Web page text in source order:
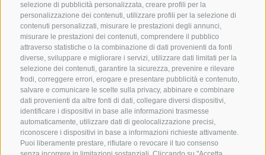
selezione di pubblicità personalizzata, creare profili per la
personalizzazione dei contenuti, utilizzare profili per la selezione di
contenuti personalizzati, misurare le prestazioni degli annunci,
misurare le prestazioni dei contenuti, comprendere il pubblico
attraverso statistiche o la combinazione di dati provenienti da fonti
diverse, sviluppare e migliorare i servizi, utilizzare dati limitati per la
selezione dei contenuti, garantire la sicurezza, prevenire e rilevare
frodi, correggere errori, erogare e presentare pubblicità e contenuto,
salvare e comunicare le scelte sulla privacy, abbinare e combinare
dati provenienti da altre fonti di dati, collegare diversi dispositivi,
identificare i dispositivi in base alle informazioni trasmesse
automaticamente, utilizzare dati di geolocalizzazione precisi,
riconoscere i dispositivi in base a informazioni richieste attivamente.
Puoi liberamente prestare, rifiutare o revocare il tuo consenso
CONTATTACI
+39 0472 765325/+39 0472 760608/+39 0472
632372
info@sterzing-ratschings.it
NEWSLETTER
Rimani aggiornato sulle nostre offerte